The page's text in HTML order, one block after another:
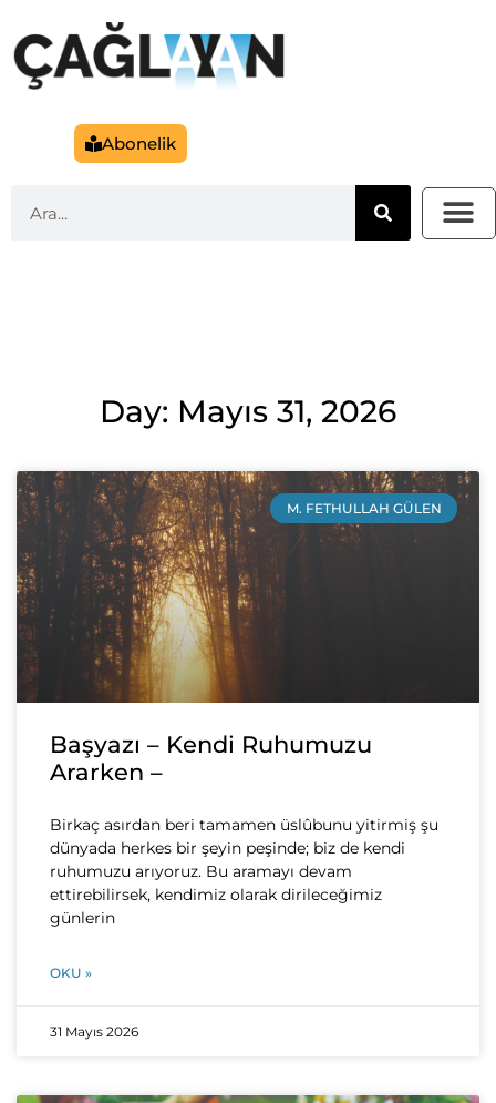
Abonelik
Day: Mayıs 31, 2026
M. FETHULLAH GÜLEN
Başyazı – Kendi Ruhumuzu
Ararken –
Birkaç asırdan beri tamamen üslûbunu yitirmiş şu
dünyada herkes bir şeyin peşinde; biz de kendi
ruhumuzu arıyoruz. Bu aramayı devam
ettirebilirsek, kendimiz olarak dirileceğimiz
günlerin
OKU »
31 Mayıs 2026